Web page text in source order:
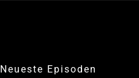
Neueste Episoden